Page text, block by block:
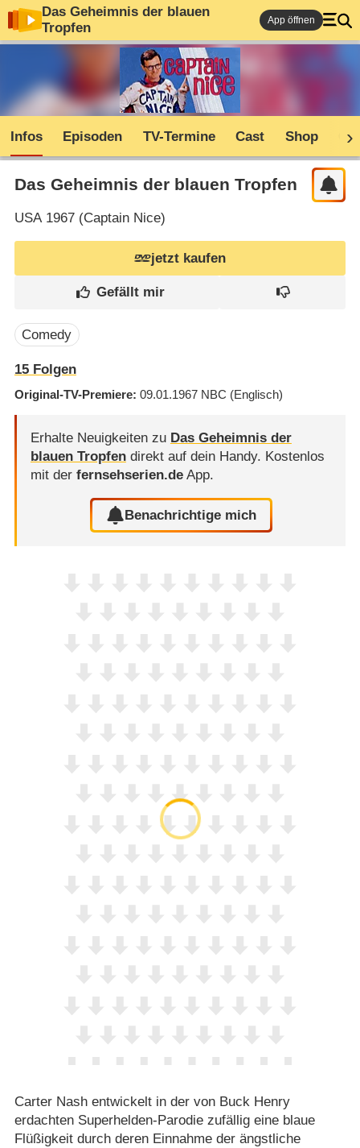
Das Geheimnis der blauen
Tropfen
App öffnen
Infos Episoden TV-Termine Cast Shop
Das Geheimnis der blauen Tropfen
USA1967 (Captain Nice)
jetzt kaufen
Comedy
15Folgen
Original-TV-Premiere 09.01.1967 NBC (Englisch)
Erhalte Neuigkeiten zu Das Geheimnis der
blauen Tropfendirekt auf dein Handy. Kostenlos
mit der fernsehserien.deApp.
Benachrichtige mich
Carter Nash entwickelt in der von Buck Henry
erdachten Superhelden-Parodie zufällig eine blaue
Flüßigkeit durch deren Einnahme der ängstliche